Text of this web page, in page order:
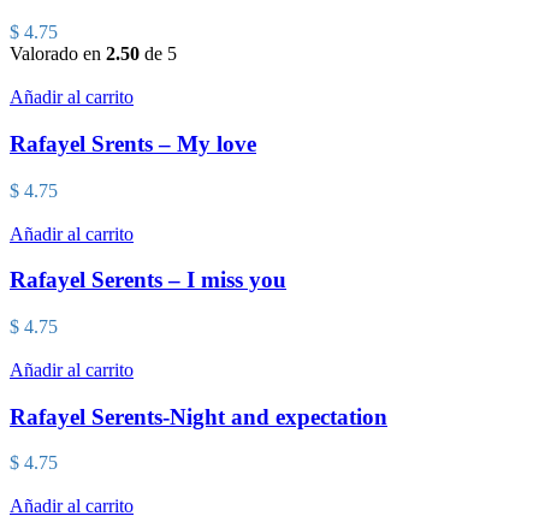
$ 4.75
Valorado en 2.50 de 5
Añadir al carrito
Rafayel Srents – My love
$ 4.75
Añadir al carrito
Rafayel Serents – I miss you
$ 4.75
Añadir al carrito
Rafayel Serents-Night and expectation
$ 4.75
Añadir al carrito